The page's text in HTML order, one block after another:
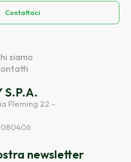
Contattaci
siamo
S.P.A.
Fleming 22 -
newsletter